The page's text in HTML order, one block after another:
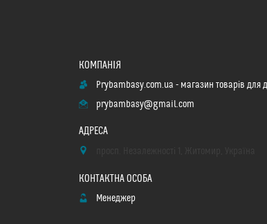
Prybambasy.com.ua - магазин товарів для
prybambasy@gmail.com
Менеджер